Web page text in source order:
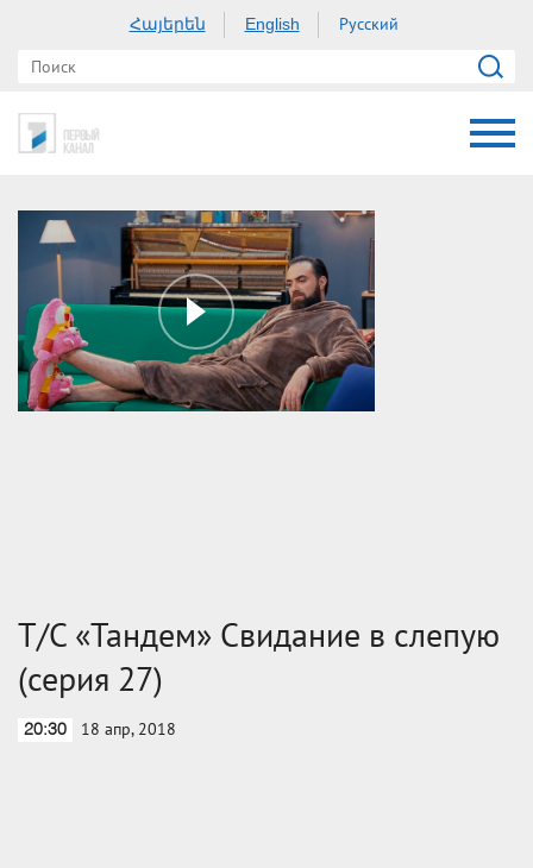
Հայերեն English Русский
Т/С «Тандем» Свидание в слепую
(серия 27)
20:30 18 апр, 2018